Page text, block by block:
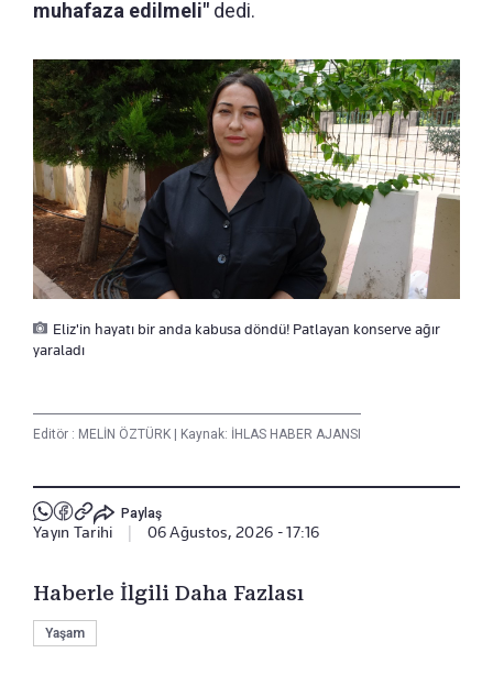
muhafaza edilmeli" dedi.
Eliz'in hayatı bir anda kabusa döndü! Patlayan konserve ağır
yaraladı
Editör : MELİN ÖZTÜRK Kaynak: İHLAS HABER AJANSI
Paylaş
Yayın Tarihi 06 Ağustos, 2026 - 17:16
Haberle İlgili Daha Fazlası
Yaşam